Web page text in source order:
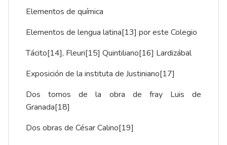
Elementos de química
Elementos de lengua latina[13] por este Colegio
Tácito[14], Fleuri[15] Quintiliano[16] Lardizábal
Exposición de la instituta de Justiniano[17]
Dos tomos de la obra de fray Luis de
Granada[18]
Dos obras de César Calino[19]